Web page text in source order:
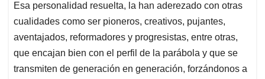
Esa personalidad resuelta, la han aderezado con otras
cualidades como ser pioneros, creativos, pujantes,
aventajados, reformadores y progresistas, entre otras,
que encajan bien con el perfil de la parábola y que se
transmiten de generación en generación, forzándonos a